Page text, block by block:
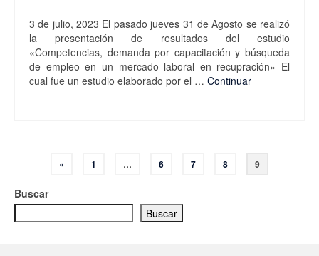
3 de julio, 2023 El pasado jueves 31 de Agosto se realizó
la presentación de resultados del estudio
«Competencias, demanda por capacitación y búsqueda
de empleo en un mercado laboral en recupración» El
cual fue un estudio elaborado por el … Continuar
Paginación
de
entradas
« 1 … 6 7 8 9
Buscar
Buscar